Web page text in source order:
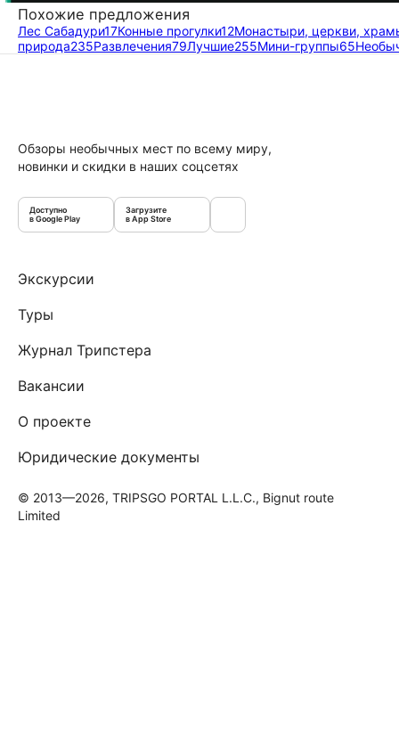
Похожие предложения
Лес Сабадури17Конные прогулки12Монастыри, церкви,
природа235Развлечения79Лучшие255Мини-группы65
Обзоры необычных мест по всему миру,
новинки и скидки в наших соцсетях
Доступно
в Google Play
Загрузите
в App Store
Экскурсии
Туры
Журнал Трипстера
Вакансии
О проекте
Юридические документы
© 2013—2026, TRIPSGO PORTAL L.L.C., Bignut route
Limited